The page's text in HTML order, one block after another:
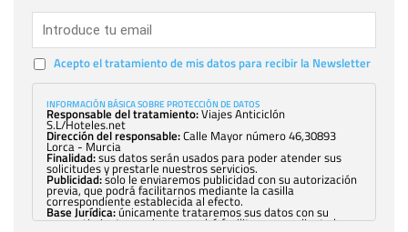
Acepto el tratamiento de mis datos para recibir la Newsletter
INFORMACIÓN BÁSICA SOBRE PROTECCIÓN DE DATOS
Responsable del tratamiento:Viajes Anticiclón
S.L/Hoteles.net
Dirección del responsable:Calle Mayor número 46,30893
Lorca - Murcia
Finalidad:sus datos serán usados para poder atender sus
solicitudes y prestarle nuestros servicios.
Publicidad:solo le enviaremos publicidad con su autorización
previa, que podrá facilitarnos mediante la casilla
correspondiente establecida al efecto.
Base Jurídica:únicamente trataremos sus datos con su
consentimiento previo, que podrá facilitarnos mediante la